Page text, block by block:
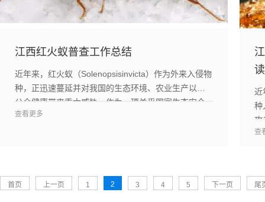
江西红火蚁普查工作总结
近年来，红火蚁（Solenopsisinvicta）作为外来入侵物
种，正迅速蔓延并对我国的生态环境、农业生产以及
公众健康带来重大威胁。作为一项关乎国家生态安全
的重点工作，红火蚁的防控工作得到了政府及科...
查看更多
近
种
攻
特
查
首页 上一页 1 2 3 4 5 下一页 尾